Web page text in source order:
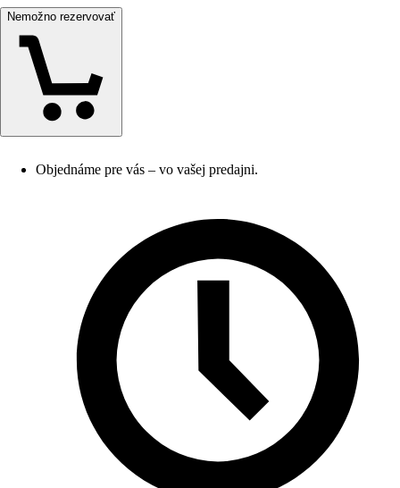
Nemožno rezervovať
Objednáme pre vás – vo vašej predajni.